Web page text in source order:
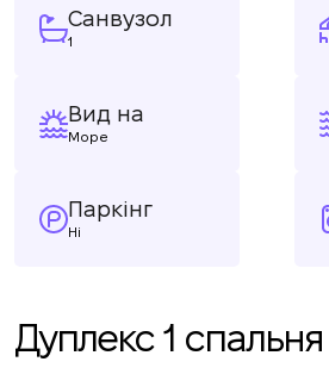
Санвузол
1
Вид на
Море
Паркінг
Ні
Дуплекс 1